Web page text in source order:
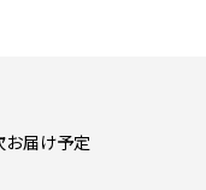
届け予定